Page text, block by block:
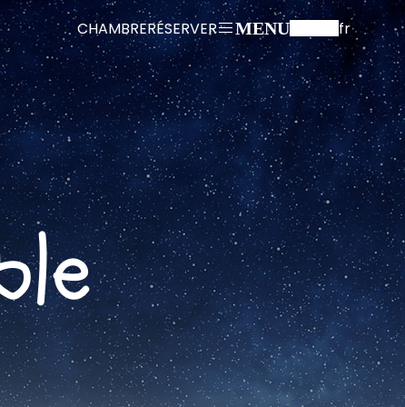
CHAMBRERÉSERVER MENU fr